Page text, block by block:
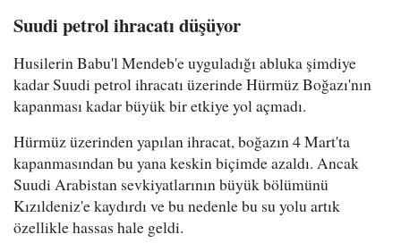
Suudi petrol ihracatı düşüyor
Husilerin Babu'l Mendeb'e uyguladığı abluka şimdiye
kadar Suudi petrol ihracatı üzerinde Hürmüz Boğazı'nın
kapanması kadar büyük bir etkiye yol açmadı.
Hürmüz üzerinden yapılan ihracat, boğazın 4 Mart'ta
kapanmasından bu yana keskin biçimde azaldı. Ancak
Suudi Arabistan sevkiyatlarının büyük bölümünü
Kızıldeniz'e kaydırdı ve bu nedenle bu su yolu artık
özellikle hassas hale geldi.